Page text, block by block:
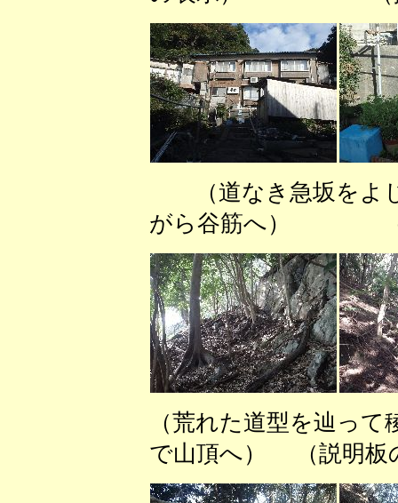
（道なき急坂を
がら谷筋へ） （や
（荒れた道型を辿っ
で山頂へ） （説明板